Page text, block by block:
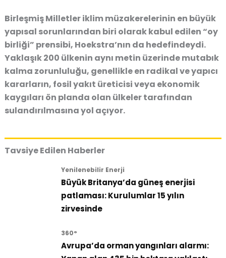
Birleşmiş Milletler iklim müzakerelerinin en büyük
yapısal sorunlarından biri olarak kabul edilen “oy
birliği” prensibi, Hoekstra’nın da hedefindeydi.
Yaklaşık 200 ülkenin aynı metin üzerinde mutabık
kalma zorunluluğu, genellikle en radikal ve yapıcı
kararların, fosil yakıt üreticisi veya ekonomik
kaygıları ön planda olan ülkeler tarafından
sulandırılmasına yol açıyor.
Tavsiye Edilen Haberler
Yenilenebilir Enerji
Büyük Britanya’da güneş enerjisi
patlaması: Kurulumlar 15 yılın
zirvesinde
360°
Avrupa’da orman yangınları alarmı: